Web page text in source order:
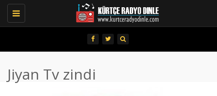
Toggle
navigation
Jiyan Tv zindi